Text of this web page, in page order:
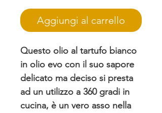
Aggiungi al carrello
Questo olio al tartufo bianco
in olio evo con il suo sapore
delicato ma deciso si presta
ad un utilizzo a 360 gradi in
cucina, è un vero asso nella